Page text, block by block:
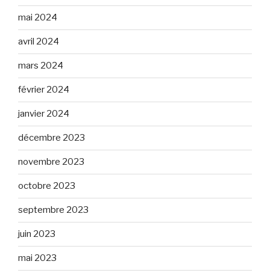
mai 2024
avril 2024
mars 2024
février 2024
janvier 2024
décembre 2023
novembre 2023
octobre 2023
septembre 2023
juin 2023
mai 2023